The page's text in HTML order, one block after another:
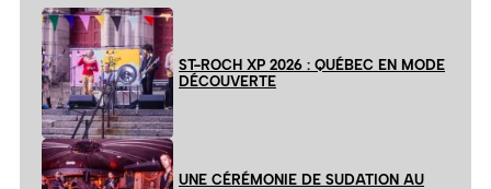
ST-ROCH XP 2026 : QUÉBEC EN MODE
DÉCOUVERTE
UNE CÉRÉMONIE DE SUDATION AU